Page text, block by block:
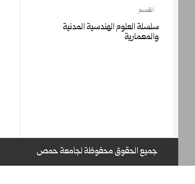
القسم
سلسلة العلوم الهندسية المدنية
والمعمارية
جميع الحقوق محفوظة لجامعة حمص